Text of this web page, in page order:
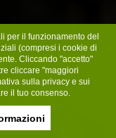
per il funzionamento del
(compresi i cookie di
Cliccando "accetto"
cliccare "maggiori
sulla privacy e sui
il tuo consenso.